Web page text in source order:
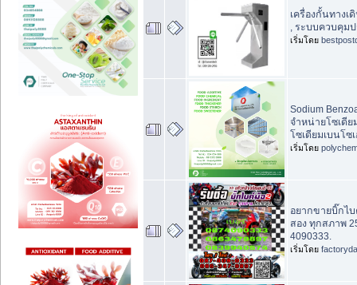
เครื่องกั้นทางเ
, ระบบควบคุ
เริ่มโดย
Sodium
จำหน่ายโซเดีย
โซเดียมเบนโซ
เริ่มโดย
อยากขายบิ๊กไ
สอง ทุกสภาพ
4090333.
เริ่มโดย